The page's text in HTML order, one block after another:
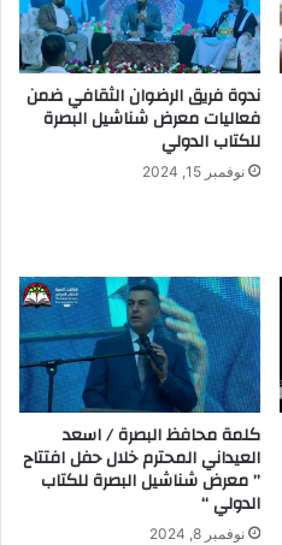
ندوة فريق الرضوان الثقافي ضمن
فعاليات معرض شناشيل البصرة
للكتاب الدولي
نوفمبر 15, 2024
كلمة محافظ البصرة / اسعد
العيداني المحترم خلال حفل افتتاح
” معرض شناشيل البصرة للكتاب
الدولي “
نوفمبر 8, 2024